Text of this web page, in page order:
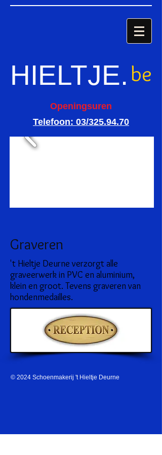
HIELTJE. be
Openingsuren
Telefoon: 03/325.94.70
Graveren
't Hieltje Deurne verzorgt alle
graveerwerk in PVC en aluminium,
klein en groot. Tevens graveren van
hondenmedailles.
© 2024 Schoenmakerij 't Hieltje Deurne